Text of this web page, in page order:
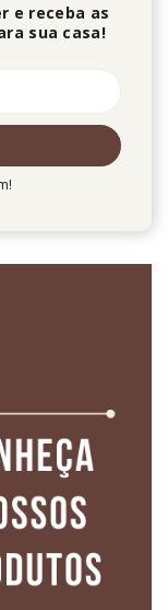
e receba as
sua casa!